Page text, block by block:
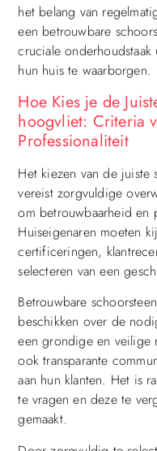
het belang van
een betrouwbare
cruciale
hun huis te waarborgen.
Hoe Kies je de
hoogvliet: Criteria
Professionaliteit
Het kiezen van de
vereist zorgvuldige
om betrouwbaarheid en
Huiseigenaren moeten
certificeringen,
selecteren van een
Betrouwbare
beschikken over de
een grondige en
ook transparante
aan hun klanten. Het is
te vragen en deze te
gemaakt.